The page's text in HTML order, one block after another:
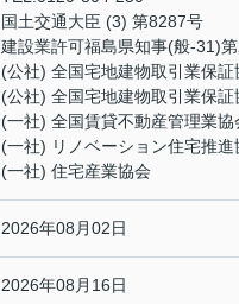
国土交通大臣 (3) 第8287号
建設業許可福島県知事(般-31)
(公社) 全国宅地建物取引業保証
(公社) 全国宅地建物取引業保
(一社) 全国賃貸不動産管理業協
(一社) リノベーション住宅推進
(一社) 住宅産業協会
2026年08月02日
2026年08月16日